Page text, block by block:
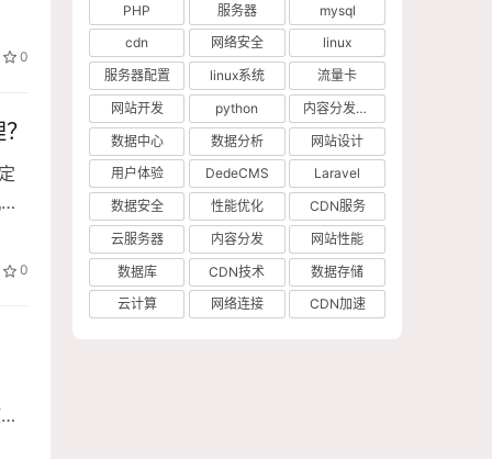
0
0
PHP 服务器
mysql
cdn
网络安全
linux
服务器配置
linux系统
流量卡
网站开发
python
内容分发网络
数据中心
数据分析
网站设计
用户体验
DedeCMS
Laravel
数据安全
性能优化
CDN服务
云服务器
内容分发
网站性能
数据库
CDN技术
数据存储
云计算
网络连接 CDN加速